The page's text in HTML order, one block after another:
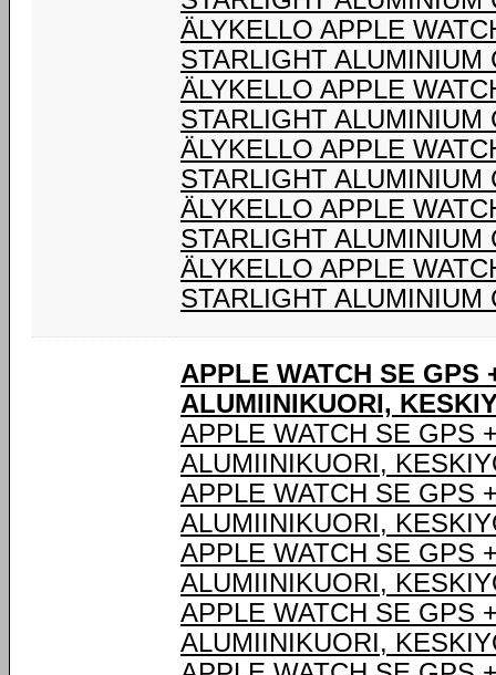
ÄLYKELLO APPLE
STARLIGHT ALUMINIUM
ÄLYKELLO APPLE
STARLIGHT ALUMINIUM
ÄLYKELLO APPLE
STARLIGHT ALUMINIUM
ÄLYKELLO APPLE
STARLIGHT ALUMINIUM
ÄLYKELLO APPLE
STARLIGHT ALUMINIUM
APPLE WATCH SE GPS
ALUMIINIKUORI,
APPLE WATCH SE GPS
ALUMIINIKUORI,
APPLE WATCH SE GPS
ALUMIINIKUORI,
APPLE WATCH SE GPS
ALUMIINIKUORI,
APPLE WATCH SE GPS
ALUMIINIKUORI,